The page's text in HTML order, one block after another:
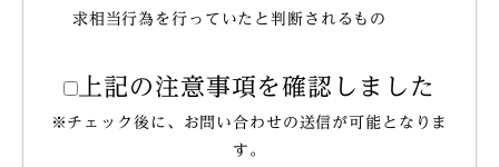
求相当行為を行っていたと判断されるもの
上記の注意事項を確認しました
※チェック後に、お問い合わせの送信が可能となりま
す。